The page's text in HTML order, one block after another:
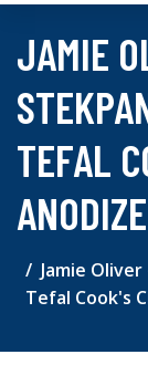
JAMIE
TEFAL
Jamie
Tefal Cook's